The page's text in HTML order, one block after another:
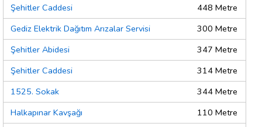
Şehitler Caddesi
448 Metre
Gediz Elektrik Dağıtım Arızalar Servisi
300 Metre
Şehitler Abidesi
347 Metre
Şehitler Caddesi
314 Metre
1525. Sokak
344 Metre
Halkapınar Kavşağı
110 Metre